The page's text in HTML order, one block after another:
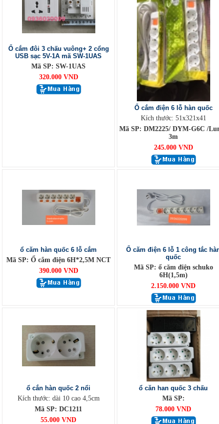
Ổ cắm đôi 3 chấu vuông+ 2 cổng
USB sạc 5V-1A mã SW-1UAS
Mã SP: SW-1UAS
320.000 VND
Ổ cắm điện 6 lỗ hàn quốc
Kích thước: 51x321x41
Mã SP: DM2225/ DYM-G6C /
3m
245.000 VND
ổ căm hàn quốc 6 lỗ cắm
Mã SP: Ổ cắm điện 6H*2,5M NCT
390.000 VND
Ổ căm điện 6 lỗ 1 công tắc
quốc
Mã SP: ổ căm điện schuko
6H(1,5m)
2.150.000 VND
ổ cắn hàn quốc 2 nổi
Kích thước: dài 10 cao 4,5cm
Mã SP: DC1211
55.000 VND
ổ căn han quốc 3 chấu
Mã SP:
78.000 VND